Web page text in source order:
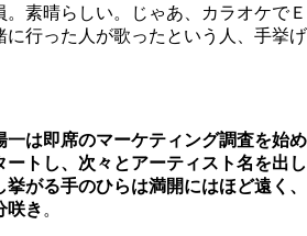
素晴らしい。じゃあ、カラオケでＥ
に行った人が歌ったという人、手挙げ
一は即席のマーケティング調査を始め
ートし、次々とアーティスト名を出し
がる手のひらは満開にはほど遠く、
咲き 。